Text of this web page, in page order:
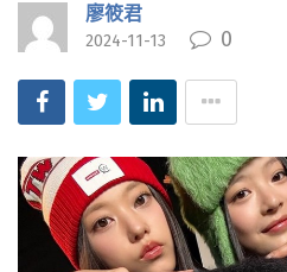
廖筱君
2024-11-13 0